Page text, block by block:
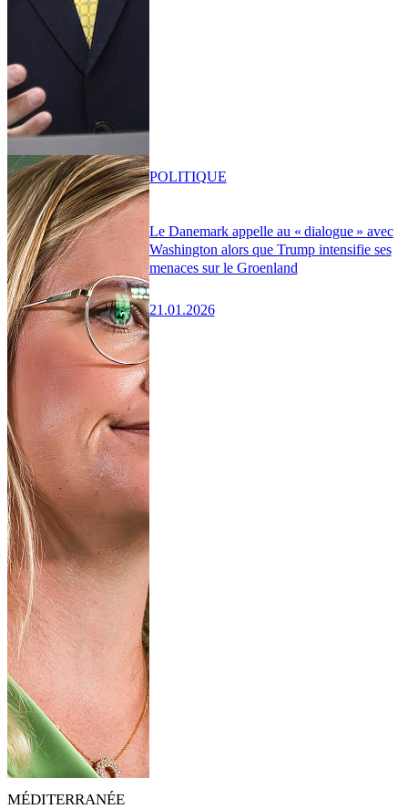
Le Danemark appelle au « dialogue » avec
Washington alors que Trump intensifie ses
menaces sur le Groenland
21.01.2026
POLITIQUE
MÉDITERRANÉE